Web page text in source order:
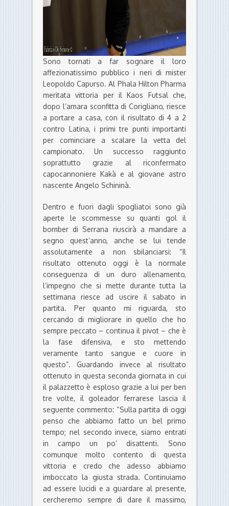
Sono tornati a far sognare il loro
affezionatissimo pubblico i neri di mister
Leopoldo Capurso. Al Phala Hilton Pharma
meritata vittoria per il Kaos Futsal che,
dopo l’amara sconfitta di Corigliano, riesce
a portare a casa, con il risultato di 4 a 2
contro Latina, i primi tre punti importanti
per cominciare a scalare la vetta del
campionato. Un successo raggiunto
soprattutto grazie al riconfermato
capocannoniere Kakà e al giovane astro
nascente Angelo Schininà.
Dentro e fuori dagli spogliatoi sono già
aperte le scommesse su quanti gol il
bomber di Serrana riuscirà a mandare a
segno quest’anno, anche se lui tende
assolutamente a non sbilanciarsi: “Il
risultato ottenuto oggi è la normale
conseguenza di un duro allenamento,
l’impegno che si mette durante tutta la
settimana riesce ad uscire il sabato in
partita. Per quanto mi riguarda, sto
cercando di migliorare in quello che ho
sempre peccato – continua il pivot – che è
la fase difensiva, e sto mettendo
veramente tanto sangue e cuore in
questo”. Guardando invece al risultato
ottenuto in questa seconda giornata in cui
il palazzetto è esploso grazie a lui per ben
tre volte, il goleador ferrarese lascia il
seguente commento: “Sulla partita di oggi
penso che abbiamo fatto un bel primo
tempo; nel secondo invece, siamo entrati
in campo un po’ disattenti. Sono
comunque molto contento di questa
vittoria e credo che adesso abbiamo
imboccato la giusta strada. Continuiamo
ad essere lucidi e a guardare al presente,
cercheremo sempre di dare il massimo,